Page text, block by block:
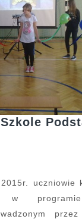
Szkole
w programie